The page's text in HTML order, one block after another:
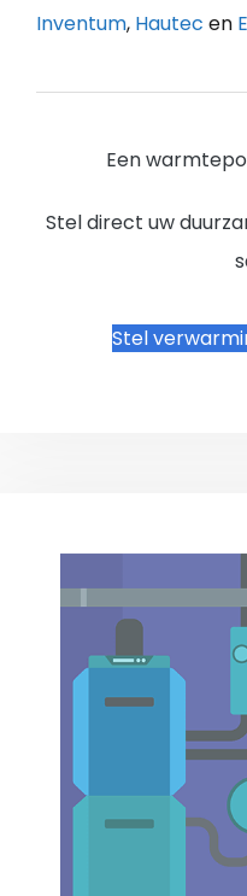
Inventum, Hautec en
Een
Stel direct uw
Stel